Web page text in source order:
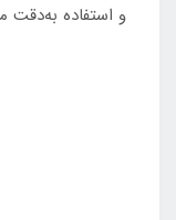
و استفاده به‌دقت